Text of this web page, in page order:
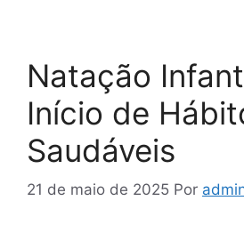
Natação
Início de
Saudáveis
21 de maio de 2025 Por